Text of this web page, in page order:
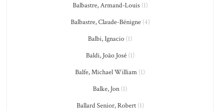
Balbastre, Armand-Louis(1)
Balbastre, Claude-Bénigne(4)
Balbi, Ignacio (1)
Baldi, João José(1)
Balfe, Michael William (1)
Balke, Jon (1)
Ballard Senior, Robert(1)